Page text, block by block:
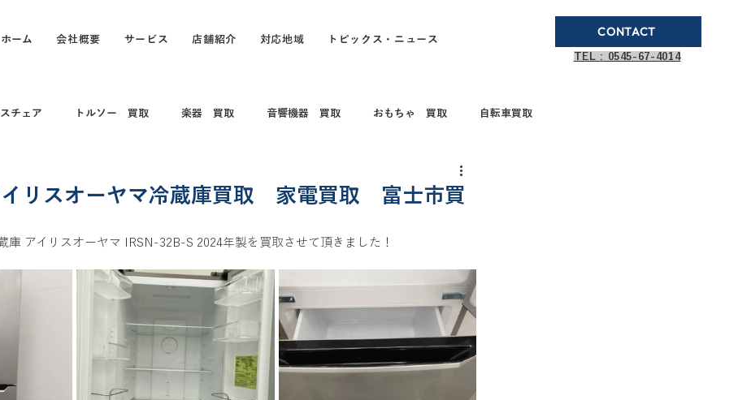
ホーム 会社概要 サービス 店舗紹介 対応地域 トピックス・ニュース
CONTACT
TEL : 0545-67-4014
チェア トルソー 買取 楽器 買取 音響機器 買取 おもちゃ 買取 自転車買取
買取 打楽器 和楽器 コレクション パソコン パソコン買取
買取 釣具買取 万年筆、ブランドボールペン買取
美容用品買取 ゲーム買取 電動キックスクーター
リスオーヤマ冷蔵庫買取 家電買取 富士市買
庫 アイリスオーヤマ IRSN-32B-S 2024年製を買取させて頂きました！